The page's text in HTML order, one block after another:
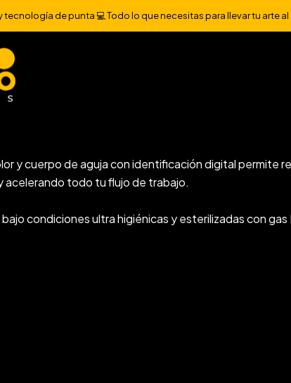
tecnología de punta 💻 Todo lo que necesitas para llevar tu arte
Inicio CARTRIDGE CARTRIDGE
VINK 20 UNI
un exclusivo sistema de estabilización, flujo de tinta
y cuerpo de aguja con identificación digital permite
acelerando todo tu flujo de trabajo.
bajo condiciones ultra higiénicas y esterilizadas con